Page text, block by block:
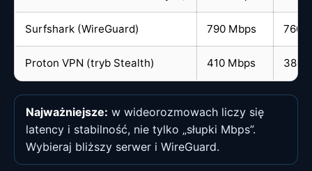
Surfshark (WireGuard) 790 Mbps 760
Proton VPN (tryb Stealth) 410 Mbps 380
Najważniejsze: w wideorozmowach liczy się
latency i stabilność, nie tylko „słupki Mbps”.
Wybieraj bliższy serwer i WireGuard.